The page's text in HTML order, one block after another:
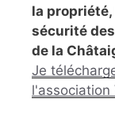
la
sécurité
de la
Je
l'association